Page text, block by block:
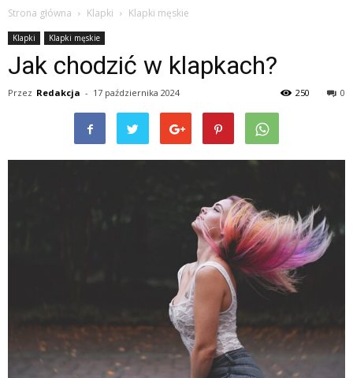
Strona główna Klapki Klapki męskie
Klapki Klapki męskie
Jak chodzić w klapkach?
Przez Redakcja - 17 października 2024 0
250